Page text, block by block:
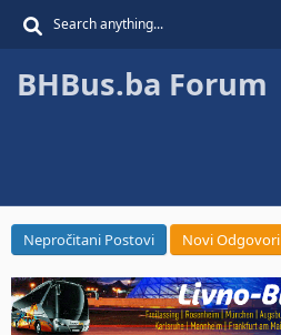
BHBus.ba Forum
Nepročitani Postovi Novi Odgovori